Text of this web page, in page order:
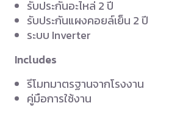
รับประกันอะไหล่ 2 ปี
รับประกันแผงคอยล์เย็น 2 ปี
ระบบ Inverter
Includes
รีโมทมาตรฐานจากโรงงาน
คู่มือการใช้งาน